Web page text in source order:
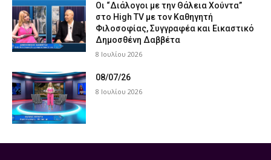
Οι “Διάλογοι με την Θάλεια Χούντα”
στο High TV με τον Καθηγητή
Φιλοσοφίας, Συγγραφέα και Εικαστικό
Δημοσθένη Δαββέτα
8 Ιουλίου 2026
08/07/26
8 Ιουλίου 2026